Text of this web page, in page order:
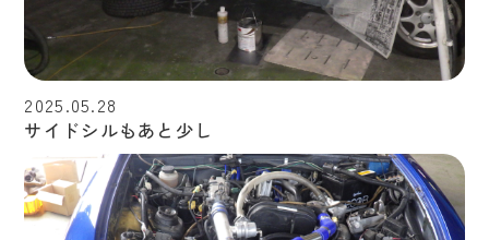
2025.05.28
サイドシルもあと少し